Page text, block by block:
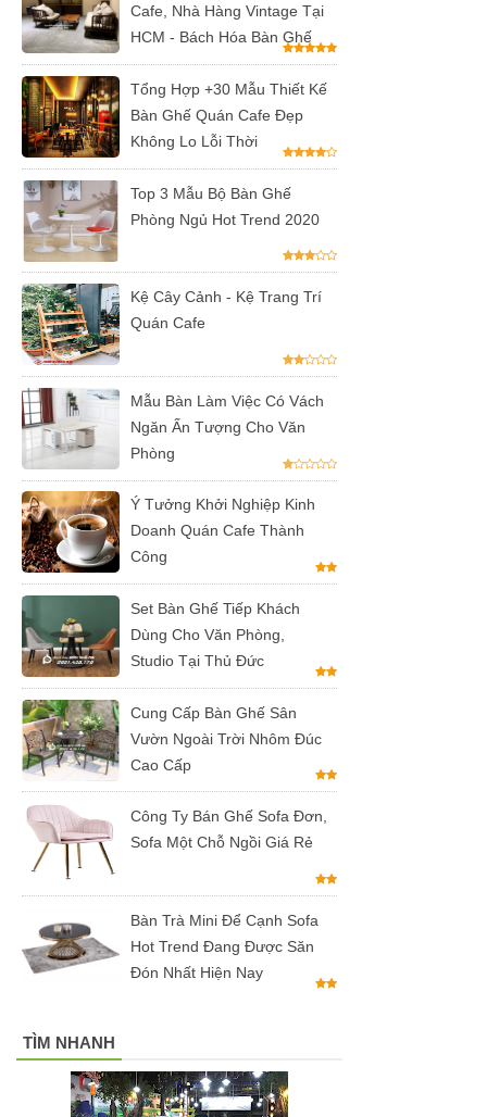
Cafe, Nhà Hàng Vintage Tại
HCM - Bách Hóa Bàn Ghế
Tổng Hợp +30 Mẫu Thiết Kế
Bàn Ghế Quán Cafe Đẹp
Không Lo Lỗi Thời
Top 3 Mẫu Bộ Bàn Ghế
Phòng Ngủ Hot Trend 2020
Kệ Cây Cảnh - Kệ Trang Trí
Quán Cafe
Mẫu Bàn Làm Việc Có Vách
Ngăn Ấn Tượng Cho Văn
Phòng
Ý Tưởng Khởi Nghiệp Kinh
Doanh Quán Cafe Thành
Công
Set Bàn Ghế Tiếp Khách
Dùng Cho Văn Phòng,
Studio Tại Thủ Đức
Cung Cấp Bàn Ghế Sân
Vườn Ngoài Trời Nhôm Đúc
Cao Cấp
Công Ty Bán Ghế Sofa Đơn,
Sofa Một Chỗ Ngồi Giá Rẻ
Bàn Trà Mini Để Cạnh Sofa
Hot Trend Đang Được Săn
Đón Nhất Hiện Nay
TÌM NHANH